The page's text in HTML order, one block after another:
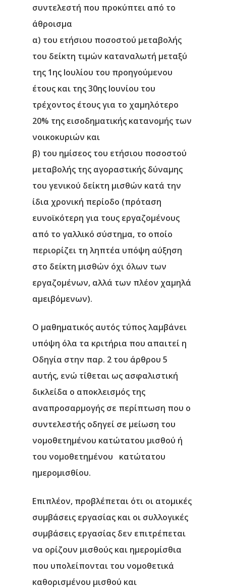
συντελεστή που προκύπτει από το
άθροισμα
α) του ετήσιου ποσοστού μεταβολής
του δείκτη τιμών καταναλωτή μεταξύ
της 1ης Ιουλίου του προηγούμενου
έτους και της 30ης Ιουνίου του
τρέχοντος έτους για το χαμηλότερο
20% της εισοδηματικής κατανομής των
νοικοκυριών και
β) του ημίσεος του ετήσιου ποσοστού
μεταβολής της αγοραστικής δύναμης
του γενικού δείκτη μισθών κατά την
ίδια χρονική περίοδο (πρόταση
ευνοϊκότερη για τους εργαζομένους
από το γαλλικό σύστημα, το οποίο
περιορίζει τη ληπτέα υπόψη αύξηση
στο δείκτη μισθών όχι όλων των
εργαζομένων, αλλά των πλέον χαμηλά
αμειβόμενων).
O μαθηματικός αυτός τύπος λαμβάνει
υπόψη όλα τα κριτήρια που απαιτεί η
Οδηγία στην παρ. 2 του άρθρου 5
αυτής, ενώ τίθεται ως ασφαλιστική
δικλείδα ο αποκλεισμός της
αναπροσαρμογής σε περίπτωση που ο
συντελεστής οδηγεί σε μείωση του
νομοθετημένου κατώτατου μισθού ή
του νομοθετημένου κατώτατου
ημερομισθίου.
Επιπλέον, προβλέπεται ότι οι ατομικές
συμβάσεις εργασίας και οι συλλογικές
συμβάσεις εργασίας δεν επιτρέπεται
να ορίζουν μισθούς και ημερομίσθια
που υπολείπονται του νομοθετικά
καθορισμένου μισθού και